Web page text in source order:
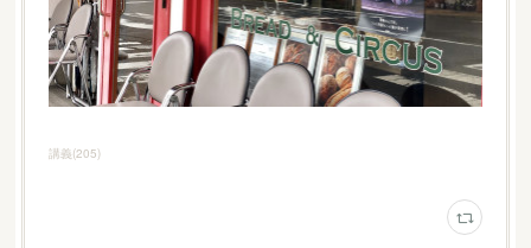
講義(205)